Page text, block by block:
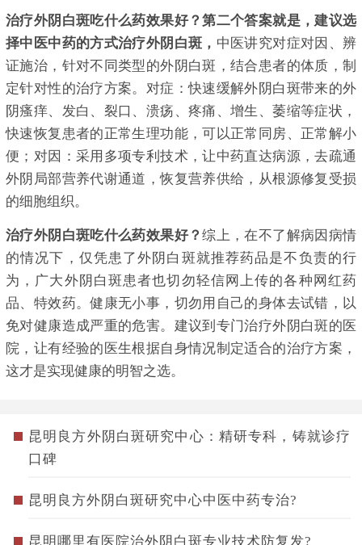
治疗外阴白斑吃什么药效果好？第二个答案就是，建议选
择中医中药的方式治疗外阴白斑， 中医讲究对症对因、辨
证施治，针对不同类型的外阴白斑，结合患者的体质，制
定针对性的治疗方案。对症：快速缓解外阴白斑带来的外
阴瘙痒、发白、裂口、溃疡、疼痛、增生、萎缩等症状，
快速恢复患者的正常生理功能，可以正常同房、正常解小
便；对因：采用多项专利技术，让中药直达病源，去疏通
外阴局部营养代谢通道，恢复营养供给，从根源修复受损
的细胞组织。
治疗外阴白斑吃什么药效果好？综上，在不了解病因病情
的情况下，仅凭患了外阴白斑就推荐药品是不负责的行
为，广大外阴白斑患者也切勿轻信网上传的各种网红药
品、特效药。健康无小事，切勿用自己的身体去试错，以
免对健康造成严重的危害。建议到专门治疗外阴白斑的医
院，让有经验的医生根据自身情况制定适合的治疗方案，
这才是实现健康的明智之选。
昆明良方外阴白斑研究中心：精研专科，铸就诊疗
口碑
昆明良方外阴白斑研究中心中医中药专治?
昆明哪里有医院治外阴白斑专业技术防复发?